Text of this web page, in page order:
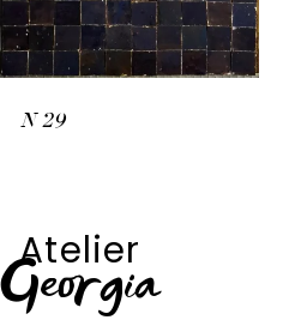
N 29
Atelier
Georgia